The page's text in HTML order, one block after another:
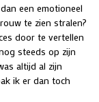
een emotioneel
te zien stralen?
door te vertellen
steeds op zijn
altijd al zijn
ik er dan toch